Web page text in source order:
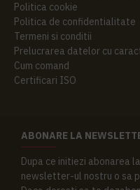
Politica cookie
Politica de confidentialitate
Termeni si conditii
Prelucrarea datelor cu
Cum comand
Certificari ISO
ABONARE LA
Dupa ce initiezi abonarea
newsletter-ul nostru o sa